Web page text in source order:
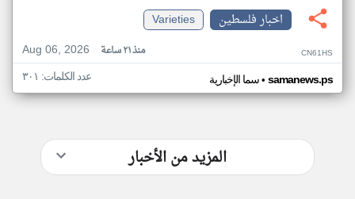
اخبار فلسطين
Varieties
Aug 06, 2026
منذ ٢١ ساعة CN61HS
سما الإخبارية• samanews.ps عدد الكلمات: ٣٠١
المزيد من الأخبار